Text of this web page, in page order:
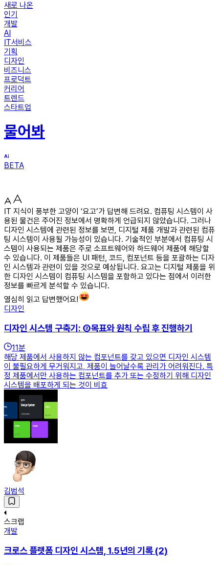
새로 나온
인기
개발
AI
IT서비스
기획
디자인
비즈니스
프로덕트
커리어
트렌드
스타트업
물어봐
BETA
IT 지식이 풍부한 고양이 ‘요고’가 답변해 드려요. 컴퓨팅 시스템이 사
용된 물건은 주어진 정보에서 명확하게 언급되지 않았습니다. 그러나
디자인 시스템에 관련된 정보를 보면, 디지털 제품 개발과 관련된 컴퓨
팅 시스템이 사용될 가능성이 있습니다. 기술적인 부분에서 컴퓨팅 시
스템이 사용되는 제품은 주로 소프트웨어와 하드웨어 제품에 해당할
수 있습니다. 이 제품들은 UI 패턴, 코드, 컴포넌트 등을 포괄하는 디자
인 시스템과 관련이 있을 것으로 예상됩니다. 요고는 디지털 제품을 위
한 디자인 시스템이 컴퓨팅 시스템을 포함하고 있다는 점에서 이러한
정보를 빠르게 분석할 수 있습니다.
열심히 읽고 답변했어요!
디자인
디자인 시스템 구축기: ②목표와 원칙 수립 후 진행하기
11분
해당 제품에서 사용하지 않는 컴포넌트를 갖고 있으면 디자인 시스템
이 불필요하게 무거워지고, 제품이 늘어날수록 관리가 어려워진다. 특
정 제품에서만 사용하는 컴포넌트를 추가 또는 수정하기 위해 디자인
시스템을 배포하게 되는 것이 비효
김범석
스크랩
개발
크로스 플랫폼 디자인 시스템, 1.5년의 기록 (2)